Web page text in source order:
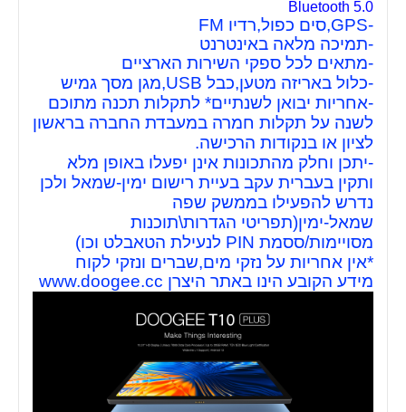
Bluetooth 5.0
-GPS,סים כפול,רדיו FM
-תמיכה מלאה באינטרנט
-מתאים לכל ספקי השירות הארציים
-כלול באריזה מטען,כבל USB,מגן מסך גמיש
-אחריות יבואן לשנתיים* לתקלות תכנה מתוכם
לשנה על תקלות חמרה במעבדת החברה בראשון
לציון או בנקודות הרכישה.
-יתכן וחלק מהתכונות אינן יפעלו באופן מלא
ותקין בעברית עקב בעיית רישום ימין-שמאל ולכן
נדרש להפעילו בממשק שפה
שמאל-ימין(תפריטי הגדרות\תוכנות
מסויימות/ססמת PIN לנעילת הטאבלט וכו)
*אין אחריות על נזקי מים,שברים ונזקי לקוח
מידע הקובע הינו באתר היצרן www.doogee.cc